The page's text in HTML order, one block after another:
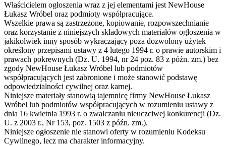
Właścicielem ogłoszenia wraz z jej elementami jest NewHouse
Łukasz Wróbel oraz podmioty współpracujące.
Wszelkie prawa są zastrzeżone, kopiowanie, rozpowszechnianie
oraz korzystanie z niniejszych składowych materiałów ogłoszenia w
jakikolwiek inny sposób wykraczający poza dozwolony użytek
określony przepisami ustawy z 4 lutego 1994 r. o prawie autorskim i
prawach pokrewnych (Dz. U. 1994, nr 24 poz. 83 z późn. zm.) bez
zgody NewHouse Łukasz Wróbel lub podmiotów
współpracujących jest zabronione i może stanowić podstawę
odpowiedzialności cywilnej oraz karnej.
Niniejsze materiały stanowią tajemnicę firmy NewHouse Łukasz
Wróbel lub podmiotów współpracujących w rozumieniu ustawy z
dnia 16 kwietnia 1993 r. o zwalczaniu nieuczciwej konkurencji (Dz.
U. z 2003 r., Nr 153, poz. 1503 z późn. zm.).
Niniejsze ogłoszenie nie stanowi oferty w rozumieniu Kodeksu
Cywilnego, lecz ma charakter informacyjny.